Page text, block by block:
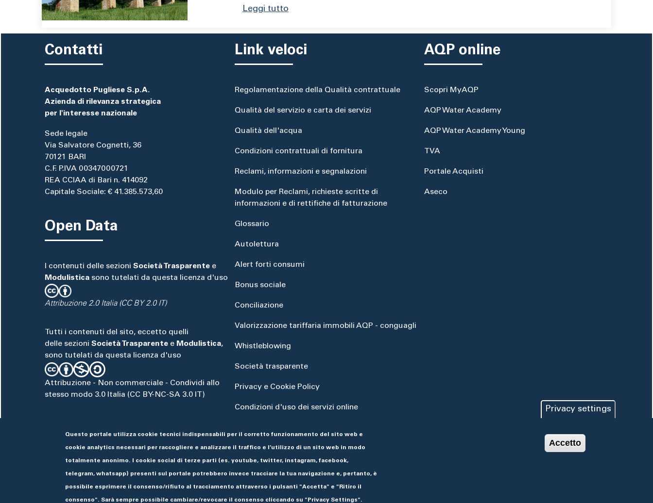
Leggi tutto
Contatti
Acquedotto Pugliese S.p.A.
Azienda di rilevanza strategica
per l'interesse nazionale
Sede legale
Via Salvatore Cognetti, 36
70121 BARI
C.F. P.IVA 00347000721
REA CCIAA di Bari n. 414092
Capitale Sociale: € 41.385.573,60
Open Data
I contenuti delle sezioni Società Trasparente e
Modulistica sono tutelati da questa licenza d'uso
Attribuzione 2.0 Italia (CC BY 2.0 IT)
Tutti i contenuti del sito, eccetto quelli
delle sezioni Società Trasparente e Modulistica,
sono tutelati da questa licenza d'uso
Attribuzione - Non commerciale - Condividi allo
stesso modo 3.0 Italia (CC BY-NC-SA 3.0 IT)
Link veloci
Regolamentazione della Qualità contrattuale
Qualità del servizio e carta dei servizi
Qualità dell'acqua
Condizioni contrattuali di fornitura
Reclami, informazioni e segnalazioni
Modulo per Reclami, richieste scritte di
informazioni e di rettifiche di fatturazione
Glossario
Autolettura
Alert forti consumi
Bonus sociale
Conciliazione
Valorizzazione tariffaria immobili AQP - conguagli
Whistleblowing
Società trasparente
Privacy e Cookie Policy
Condizioni d'uso dei servizi online
AQP online
Scopri MyAQP
AQP Water Academy
AQP Water Academy Young
TVA
Portale Acquisti
Aseco
Privacy settings
Questo portale utilizza cookie tecnici indispensabili per il corretto funzionamento del sito web e
cookie analytics necessari per raccogliere e analizzare il traffico e l’utilizzo di un sito web in modo
totalmente anonimo. I cookie social di terze parti (es. youtube, twitter, instagram, facebook,
telegram, whatsapp) presenti sul portale potrebbero invece tracciare la tua navigazione e, pertanto, è
possibile esprimere il consenso/rifiuto al tracciamento attraverso i pulsanti "Accetta" e "Ritiro il
consenso". Sarà sempre possibile cambiare/revocare il consenso cliccando su "Privacy Settings".
Accetto